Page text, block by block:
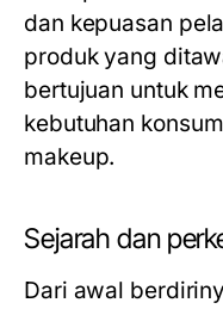
dan kepuasan
produk yang
bertujuan untuk
kebutuhan
makeup.
Sejarah dan
Dari awal